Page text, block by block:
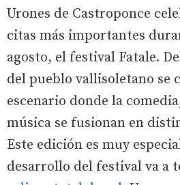
Urones de Castroponce
citas más importantes
agosto, el festival Fatale.
del pueblo vallisoletano se
escenario donde la
música se fusionan en
Este edición es muy
desarrollo del festival va a